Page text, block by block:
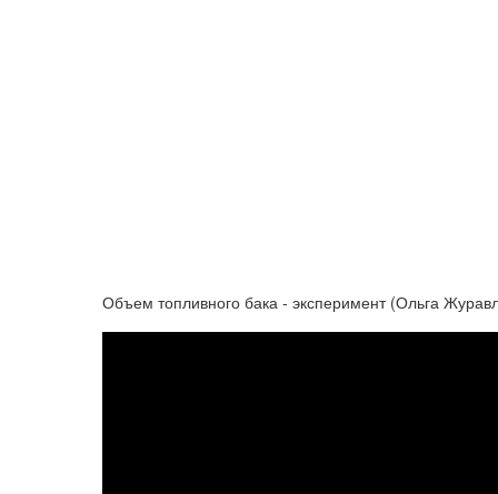
Объем топливного бака - эксперимент (Ольга